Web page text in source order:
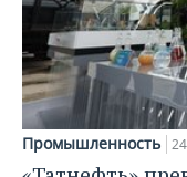
Промышленность